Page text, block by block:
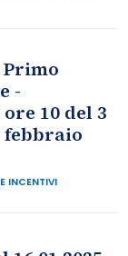
-
10 del 3
febbraio
INCENTIVI